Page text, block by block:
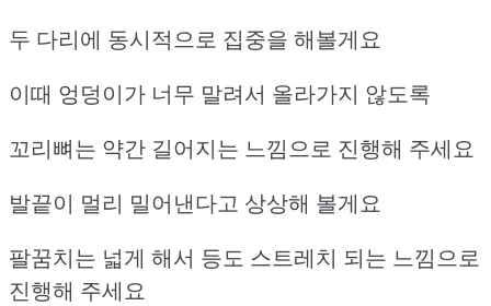
두 다리에 동시적으로 집중을 해볼게요
이때 엉덩이가 너무 말려서 올라가지 않도록
꼬리뼈는 약간 길어지는 느낌으로 진행해 주세요
발끝이 멀리 밀어낸다고 상상해 볼게요
팔꿈치는 넓게 해서 등도 스트레치 되는 느낌으로
진행해 주세요